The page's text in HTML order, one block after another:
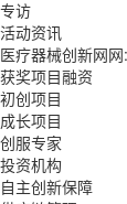
专访
活动资讯
医疗器械创新网
获奖项目融资
初创项目
成长项目
创服专家
投资机构
自主创新保障